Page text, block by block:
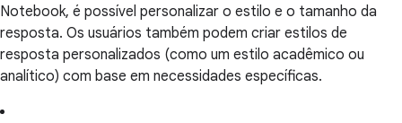
Notebook, é possível personalizar o estilo e o tamanho da
resposta. Os usuários também podem criar estilos de
resposta personalizados (como um estilo acadêmico ou
analítico) com base em necessidades específicas.